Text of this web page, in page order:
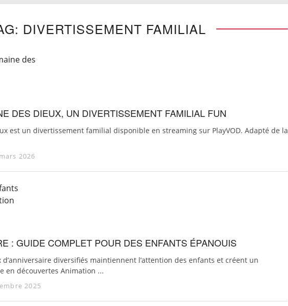
DIVERTISSEMENT FAMILIAL
DES DIEUX, UN DIVERTISSEMENT FAMILIAL FUN
est un divertissement familial disponible en streaming sur PlayVOD. Adapté de la
2026
: GUIDE COMPLET POUR DES ENFANTS ÉPANOUIS
d’anniversaire diversifiés maintiennent l’attention des enfants et créent un
en découvertes Animation ...
2025